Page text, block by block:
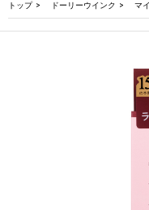
トップ ドーリーウインク マ